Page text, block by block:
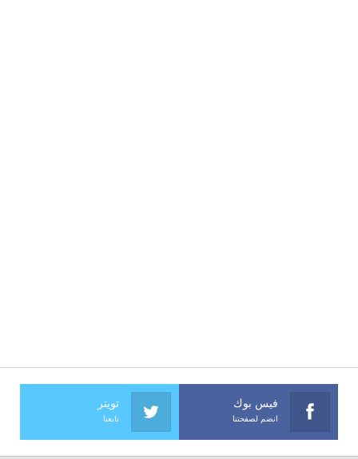
فيس بوك
انضم لصفحتنا
تويتر
تابعنا